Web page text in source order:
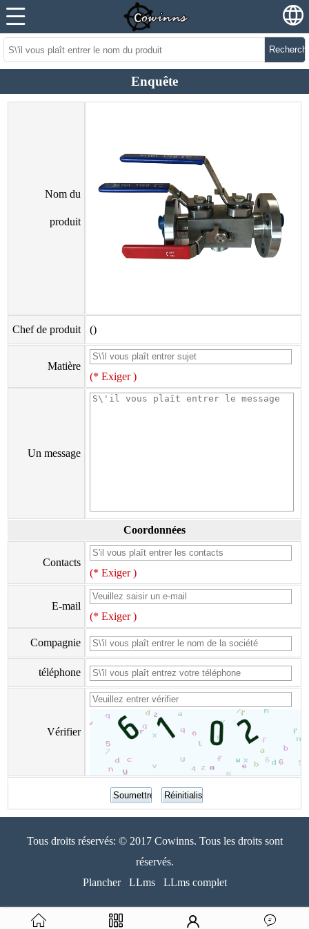
Enquête
Nom du
produit
Chef de produit ()
Matière
(* Exiger )
Un message
Coordonnées
Contacts
(* Exiger )
E-mail
(* Exiger )
Compagnie
téléphone
Vérifier
Tous droits réservés: © 2017 Cowinns. Tous les droits sont
réservés.
Plancher
LLms LLms complet